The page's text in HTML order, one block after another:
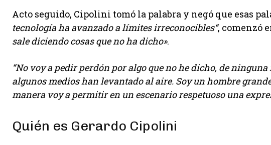
Acto seguido, Cipolini tomó la palabra y negó que esas
tecnología ha avanzado a límites irreconocibles“, comenzó
sale diciendo cosas que no ha dicho».
“No voy a pedir perdón por algo que no he dicho, de
algunos medios han levantado al aire. Soy un hombre
manera voy a permitir en un escenario respetuoso una
Quién es Gerardo Cipolini